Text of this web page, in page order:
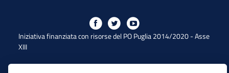
Iniziativa finanziata con risorse del PO Puglia 2014/2020 - Asse
XIII